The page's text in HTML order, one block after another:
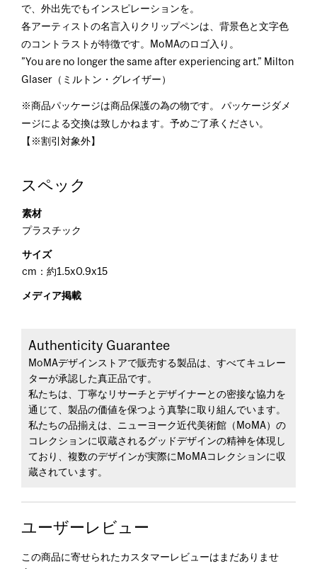
で、外出先でもインスピレーションを。
各アーティストの名言入りクリップペンは、背景色と文字色
のコントラストが特徴です。MoMAのロゴ入り。
”You are no longer the same after experiencing art.” Milton
Glaser（ミルトン・グレイザー）
※商品パッケージは商品保護の為の物です。 パッケージダメ
ージによる交換は致しかねます。予めご了承ください。
【※割引対象外】
スペック
素材
プラスチック
サイズ
cm：約1.5x0.9x15
メディア掲載
Authenticity Guarantee
MoMAデザインストアで販売する製品は、すべてキュレー
ターが承認した真正品です。
私たちは、丁寧なリサーチとデザイナーとの密接な協力を
通じて、製品の価値を保つよう真摯に取り組んでいます。
私たちの品揃えは、ニューヨーク近代美術館（MoMA）の
コレクションに収蔵されるグッドデザインの精神を体現し
ており、複数のデザインが実際にMoMAコレクションに収
蔵されています。
ユーザーレビュー
この商品に寄せられたカスタマーレビューはまだありませ